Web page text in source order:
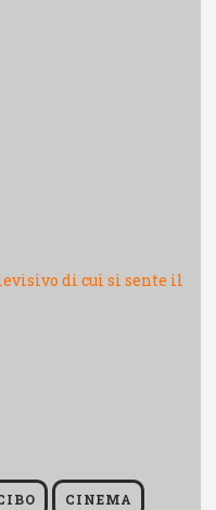
di cui si sente il
CINEMA